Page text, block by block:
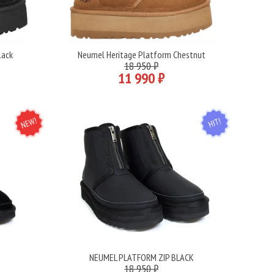
Подробнее
Neumel Heritage Platform Chestnut
18 950 ₽
11 990 ₽
NEW HIT
Подробнее
NEUMEL PLATFORM ZIP BLACK
18 950 ₽